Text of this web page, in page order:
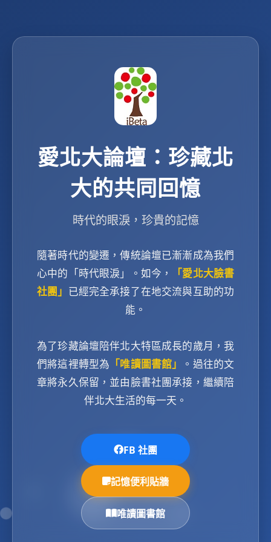
愛北大論壇：珍藏北
大的共同回憶
時代的眼淚，珍貴的記憶
隨著時代的變遷，傳統論壇已漸漸成為我們
心中的「時代眼淚」。如今，
「愛北大臉書
社團」 已經完全承接了在地交流與互助的功
能。
為了珍藏論壇陪伴北大特區成長的歲月，我
們將這裡轉型為 「唯讀圖書館」
。過往的文
章將永久保留，並由臉書社團承接，繼續陪
伴北大生活的每一天。
FB 社團
記憶便利貼牆
唯讀圖書館